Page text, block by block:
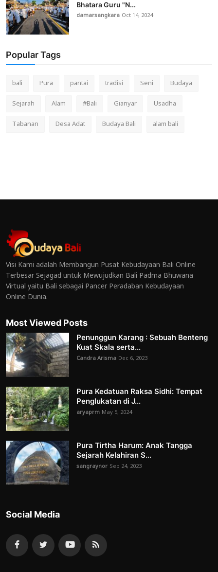
Bhatara Guru "N...
damarsangkara Oct 14, 2024
Popular Tags
bali Pura pantai tradisi Seni
Budaya
Sejarah
Alam #Bali Gianyar
Usadha
Tabanan
Desa Adat Budaya Bali alam bali
Visi Kami adalah Membangun Pusat Kebudayaan Bali Online
Terbesar Sejagad untuk Mewujudkan Bali Padma Bhuwana
Virtual yaitu Bali sebagai Pancer Peradaban Kebudayaan
Online Dunia.
Most Viewed Posts
Penunggun Karang : Sebuah Benteng
Kuat Skala serta...
Candra Arisma Dec 6, 2023
Pura Kedatuan Raksa Sidhi: Tempat
Penglukatan di J...
aryaprm May 5, 2024
Pura Tirtha Harum: Anak Tangga
Sejarah Kelahiran S...
sangraynor Sep 24, 2023
Social Media